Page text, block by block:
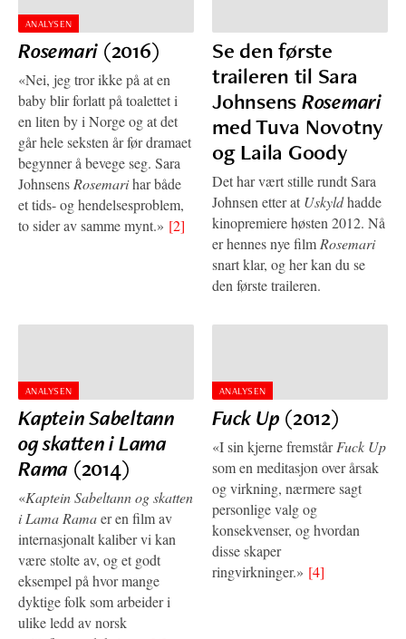
ANALYSEN
Rosemari (2016)
«Nei, jeg tror ikke på at en
baby blir forlatt på toalettet i
en liten by i Norge og at det
går hele seksten år før dramaet
begynner å bevege seg. Sara
Johnsens Rosemarihar både
et tids- og hendelsesproblem,
to sider av samme mynt.» [2]
Se den første
traileren til Sara
JohnsensRosemari
med Tuva Novotny
og Laila Goody
Det har vært stille rundt Sara
Johnsen etter at Uskyldhadde
kinopremiere høsten 2012. Nå
er hennes nye film Rosemari
snart klar, og her kan du se
den første traileren.
ANALYSEN
Kaptein Sabeltann
og skatten i Lama
Rama (2014)
«Kaptein Sabeltann og skatten
i Lama Ramaer en film av
internasjonalt kaliber vi kan
være stolte av, og et godt
eksempel på hvor mange
dyktige folk som arbeider i
ulike ledd av norsk
ANALYSEN
Fuck Up (2012)
«I sin kjerne fremstårFuck Up
som en meditasjon over årsak
og virkning, nærmere sagt
personlige valg og
konsekvenser, og hvordan
disse skaper
ringvirkninger.» [4]